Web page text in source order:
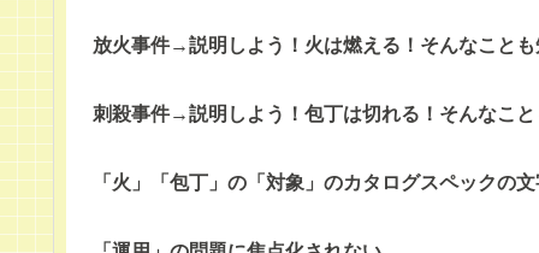
放火事件→説明しよう！火は燃える！そんなこと
刺殺事件→説明しよう！包丁は切れる！そんなこ
「火」「包丁」の「対象」のカタログスペックの